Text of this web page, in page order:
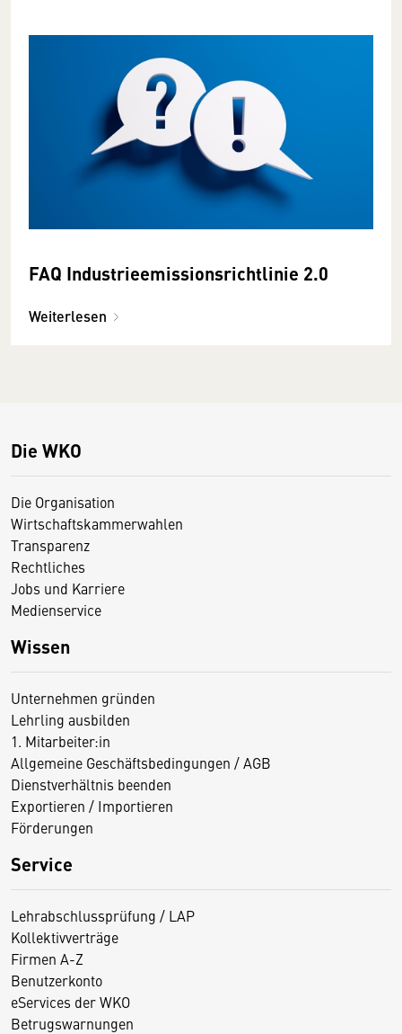
FAQ Industrieemissionsrichtlinie 2.0
Weiterlesen
Die WKO
Die Organisation
Wirtschaftskammerwahlen
Transparenz
Rechtliches
Jobs und Karriere
Medienservice
Wissen
Unternehmen gründen
Lehrling ausbilden
1. Mitarbeiter:in
Allgemeine Geschäftsbedingungen / AGB
Dienstverhältnis beenden
Exportieren / Importieren
Förderungen
Service
Lehrabschlussprüfung / LAP
Kollektivverträge
Firmen A-Z
Benutzerkonto
eServices der WKO
Betrugswarnungen